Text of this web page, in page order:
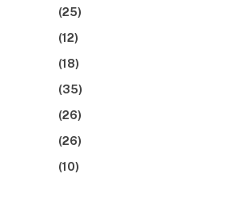
(25)
(12)
(18)
(35)
(26)
(26)
(10)